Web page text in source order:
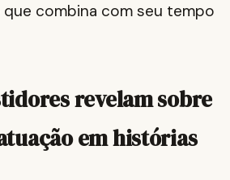
combina com seu tempo
revelam sobre
em histórias